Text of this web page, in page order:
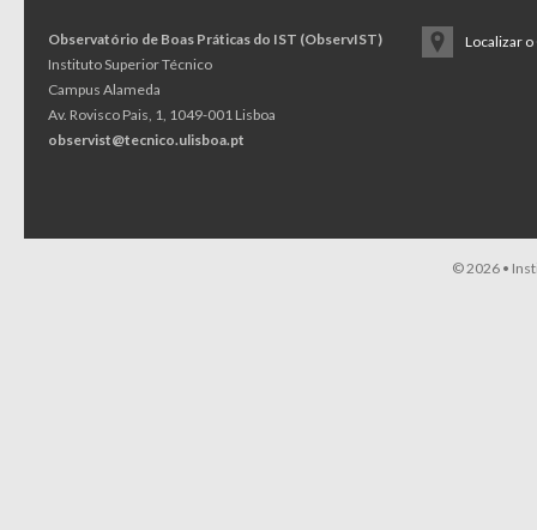
Observatório de Boas Práticas do IST (ObservIST)
Instituto Superior Técnico
Campus Alameda
Av. Rovisco Pais, 1, 1049-001 Lisboa
observist@tecnico.ulisboa.pt
Localizar o
© 2026 •